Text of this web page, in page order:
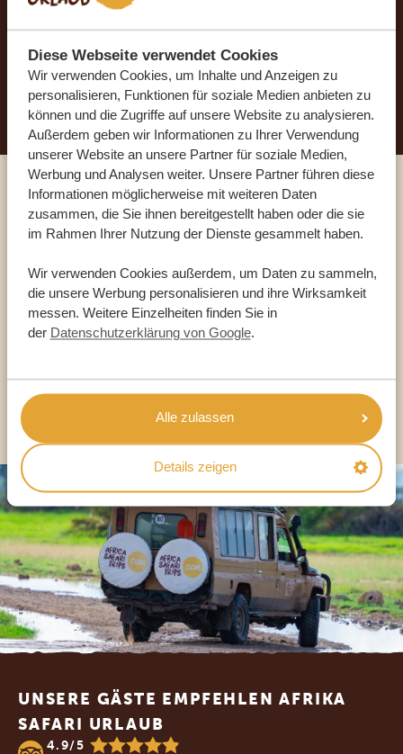
Diese Webseite verwendet Cookies
Wir verwenden Cookies, um Inhalte und Anzeigen zu
personalisieren, Funktionen für soziale Medien anbieten zu
können und die Zugriffe auf unsere Website zu analysieren.
Außerdem geben wir Informationen zu Ihrer Verwendung
unserer Website an unsere Partner für soziale Medien,
Werbung und Analysen weiter. Unsere Partner führen diese
Informationen möglicherweise mit weiteren Daten
zusammen, die Sie ihnen bereitgestellt haben oder die sie
im Rahmen Ihrer Nutzung der Dienste gesammelt haben.
Wir verwenden Cookies außerdem, um Daten zu sammeln,
die unsere Werbung personalisieren und ihre Wirksamkeit
messen. Weitere Einzelheiten finden Sie in
der Datenschutzerklärung von Google.
Alle zulassen
Details zeigen
JETZT TRAUMREISE ANFORDERN
Sprechen Sie mit einem
Reiseberater
UNSERE EXPERTEN HELFEN IHNEN GERN
ANDERE LÄNDER
Footer
UNSERE GÄSTE EMPFEHLEN AFRIKA
SAFARI URLAUB
4.9/5